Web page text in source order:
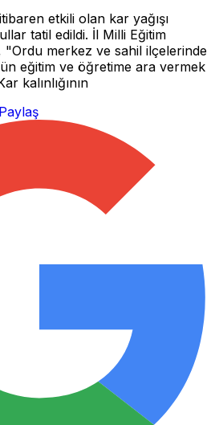
etkili olan kar yağışı
tatil edildi. İl Milli Eğitim
"Ordu merkez ve sahil ilçelerinde
eğitim ve öğretime ara vermek
kalınlığının
Paylaş